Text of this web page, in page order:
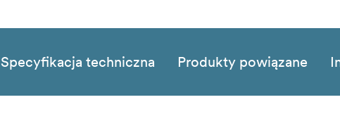
Specyfikacja techniczna Produkty powiązane